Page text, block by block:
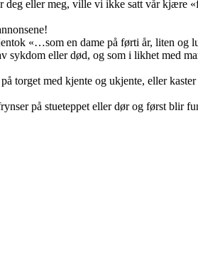
deg eller meg, ville vi ikke satt vår kjære
«…som en dame på førti år, liten
sykdom eller død, og som i likhet med
med kjente og ukjente, eller
på stueteppet eller dør og først blir